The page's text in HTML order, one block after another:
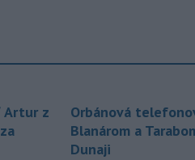
Artur z
Orbánová
Blanárom a
Dunaji